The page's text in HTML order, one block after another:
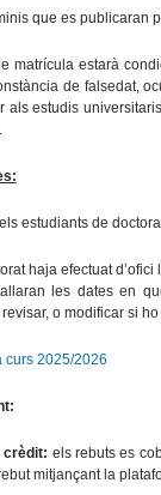
que es publicaran
matrícula estarà
de falsedat,
als estudis
estudiants de
haja efectuat
les dates en
o modificar si
curs 2025/2026
crèdit: els rebuts es
mitjançant la